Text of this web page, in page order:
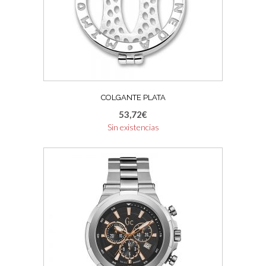
COLGANTE PLATA
53,72€
Sin existencias